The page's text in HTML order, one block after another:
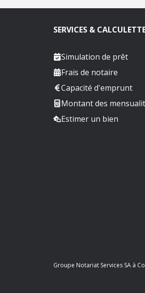
SERVICES &
Simulation de prêt
Frais de notaire
Capacité d'emprunt
Montant des
Estimer un bien
Groupe Notariat Services SA à